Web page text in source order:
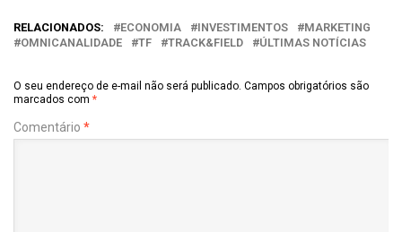
RELACIONADOS: ECONOMIA INVESTIMENTOS
MARKETING
OMNICANALIDADE
TF TRACK&FIELD ÚLTIMAS NOTÍCIAS
O seu endereço de e-mail não será publicado. Campos obrigatórios são
marcados com *
Comentário *